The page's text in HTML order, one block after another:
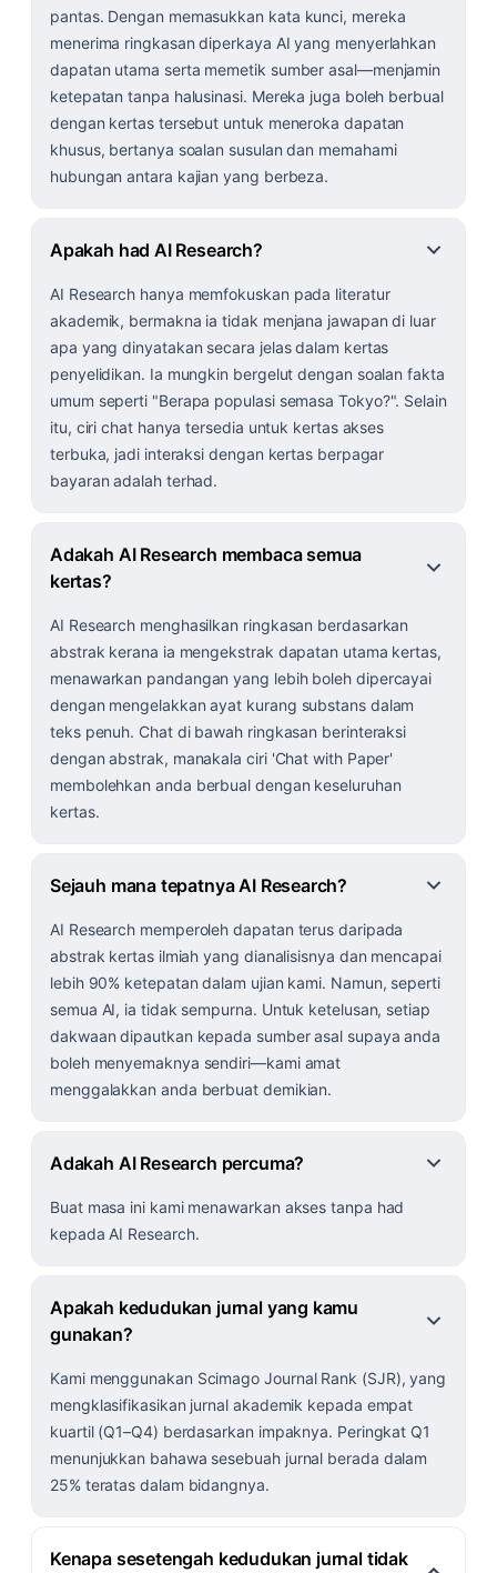
pantas. Dengan memasukkan kata kunci, mereka
menerima ringkasan diperkaya AI yang menyerlahkan
dapatan utama serta memetik sumber asal—menjamin
ketepatan tanpa halusinasi. Mereka juga boleh berbual
dengan kertas tersebut untuk meneroka dapatan
khusus, bertanya soalan susulan dan memahami
hubungan antara kajian yang berbeza.
Apakah had AI Research?
AI Research hanya memfokuskan pada literatur
akademik, bermakna ia tidak menjana jawapan di luar
apa yang dinyatakan secara jelas dalam kertas
penyelidikan. Ia mungkin bergelut dengan soalan fakta
umum seperti "Berapa populasi semasa Tokyo?". Selain
itu, ciri chat hanya tersedia untuk kertas akses
terbuka, jadi interaksi dengan kertas berpagar
bayaran adalah terhad.
Adakah AI Research membaca semua
kertas?
AI Research menghasilkan ringkasan berdasarkan
abstrak kerana ia mengekstrak dapatan utama kertas,
menawarkan pandangan yang lebih boleh dipercayai
dengan mengelakkan ayat kurang substans dalam
teks penuh. Chat di bawah ringkasan berinteraksi
dengan abstrak, manakala ciri 'Chat with Paper'
membolehkan anda berbual dengan keseluruhan
kertas.
Sejauh mana tepatnya AI Research?
AI Research memperoleh dapatan terus daripada
abstrak kertas ilmiah yang dianalisisnya dan mencapai
lebih 90% ketepatan dalam ujian kami. Namun, seperti
semua AI, ia tidak sempurna. Untuk ketelusan, setiap
dakwaan dipautkan kepada sumber asal supaya anda
boleh menyemaknya sendiri—kami amat
menggalakkan anda berbuat demikian.
Adakah AI Research percuma?
Buat masa ini kami menawarkan akses tanpa had
kepada AI Research.
Apakah kedudukan jurnal yang kamu
gunakan?
Kami menggunakan Scimago Journal Rank (SJR), yang
mengklasifikasikan jurnal akademik kepada empat
kuartil (Q1–Q4) berdasarkan impaknya. Peringkat Q1
menunjukkan bahawa sesebuah jurnal berada dalam
25% teratas dalam bidangnya.
Kenapa sesetengah kedudukan jurnal tidak